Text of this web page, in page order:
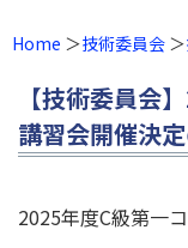
Home 技術委員会
【技術委員会
講習会開催決
2025年度C級第一